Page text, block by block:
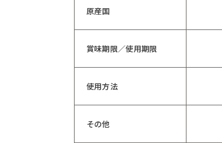
原産国
賞味期限／使用期限
使用方法
その他